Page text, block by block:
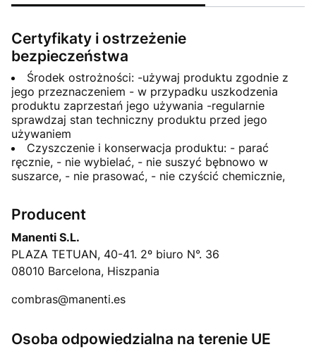
Certyfikaty i ostrzeżenie
bezpieczeństwa
Środek ostrożności: -używaj produktu zgodnie z
jego przeznaczeniem - w przypadku uszkodzenia
produktu zaprzestań jego używania -regularnie
sprawdzaj stan techniczny produktu przed jego
używaniem
Czyszczenie i konserwacja produktu: - parać
ręcznie, - nie wybielać, - nie suszyć bębnowo w
suszarce, - nie prasować, - nie czyścić chemicznie,
Producent
Manenti S.L.
PLAZA TETUAN, 40-41. 2º biuro N°. 36
08010 Barcelona, Hiszpania
combras@manenti.es
Osoba odpowiedzialna na terenie UE